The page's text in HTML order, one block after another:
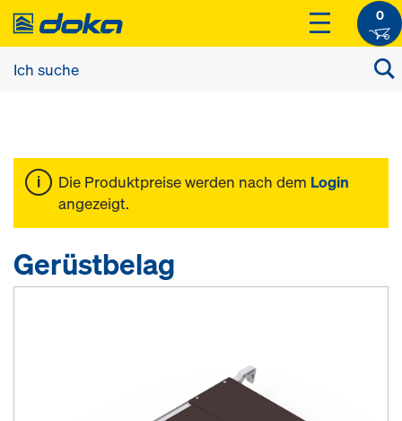
0
Die Produktpreise werden nach dem Login
angezeigt.
Gerüstbelag